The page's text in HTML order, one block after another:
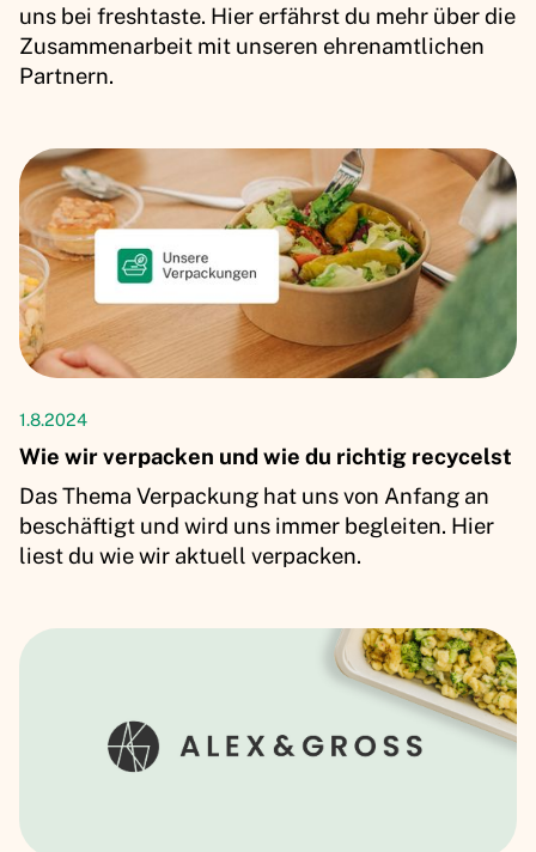
uns bei freshtaste. Hier erfährst du mehr über die
Zusammenarbeit mit unseren ehrenamtlichen
Partnern.
1.8.2024
Wie wir verpacken und wie du richtig recycelst
Das Thema Verpackung hat uns von Anfang an
beschäftigt und wird uns immer begleiten. Hier
liest du wie wir aktuell verpacken.